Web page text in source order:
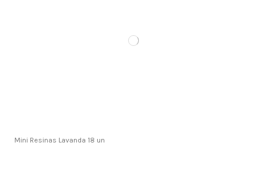
Mini Resinas Lavanda 18 un